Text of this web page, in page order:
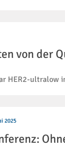
von der
HER2-ultralow
2025